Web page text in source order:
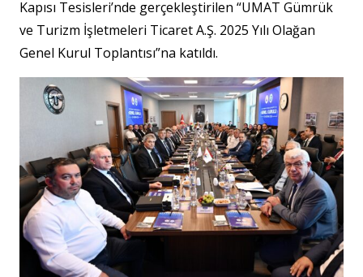
Kapısı Tesisleri’nde gerçekleştirilen “UMAT Gümrük
ve Turizm İşletmeleri Ticaret A.Ş. 2025 Yılı Olağan
Genel Kurul Toplantısı”na katıldı.